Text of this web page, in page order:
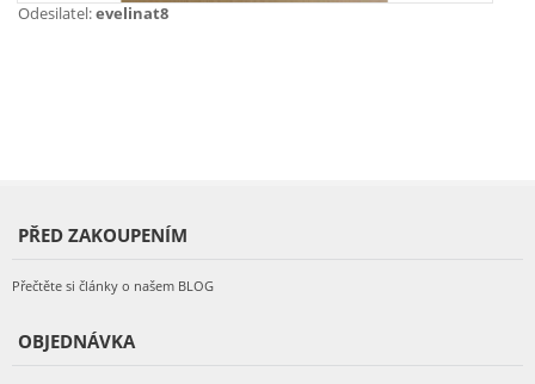
Odesilatel:evelinat8
PŘED ZAKOUPENÍM
Přečtěte si články o našem BLOG
OBJEDNÁVKA